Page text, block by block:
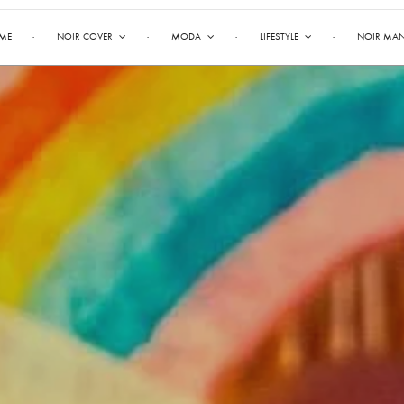
NOIR COVER MODA LIFESTYLE NOIR